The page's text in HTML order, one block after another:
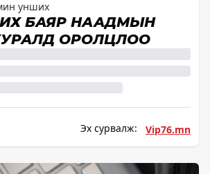
унших
ИХ БАЯР НААДМЫН
ОРОЛЦЛОО
Эх сурвалж: Vip76.mn